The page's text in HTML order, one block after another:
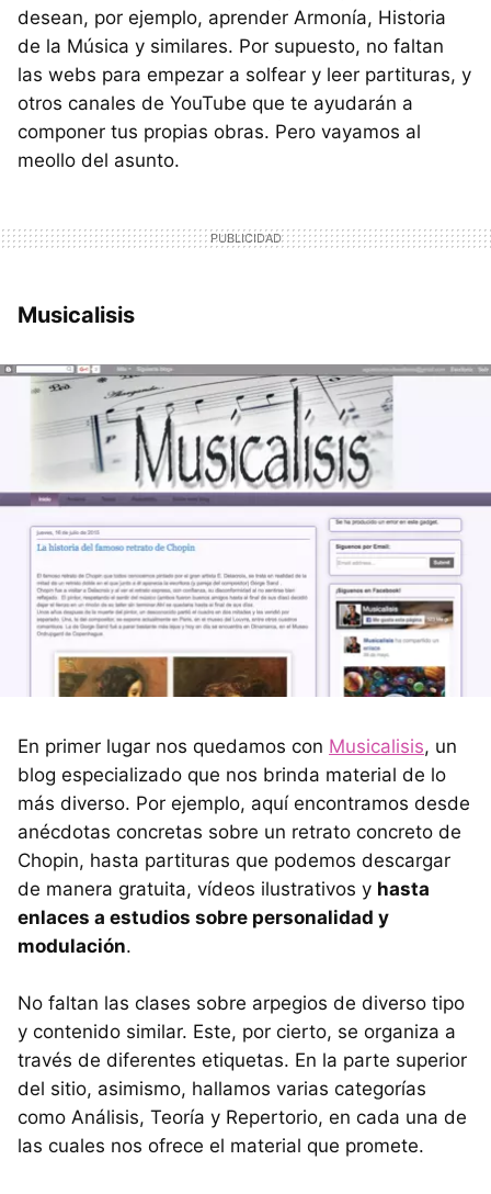
desean, por ejemplo, aprender Armonía, Historia
de la Música y similares. Por supuesto, no faltan
las webs para empezar a solfear y leer partituras, y
otros canales de YouTube que te ayudarán a
componer tus propias obras. Pero vayamos al
meollo del asunto.
Musicalisis
En primer lugar nos quedamos con Musicalisis, un
blog especializado que nos brinda material de lo
más diverso. Por ejemplo, aquí encontramos desde
anécdotas concretas sobre un retrato concreto de
Chopin, hasta partituras que podemos descargar
de manera gratuita, vídeos ilustrativos y hasta
enlaces a estudios sobre personalidad y
modulación.
No faltan las clases sobre arpegios de diverso tipo
y contenido similar. Este, por cierto, se organiza a
través de diferentes etiquetas. En la parte superior
del sitio, asimismo, hallamos varias categorías
como Análisis, Teoría y Repertorio, en cada una de
las cuales nos ofrece el material que promete.